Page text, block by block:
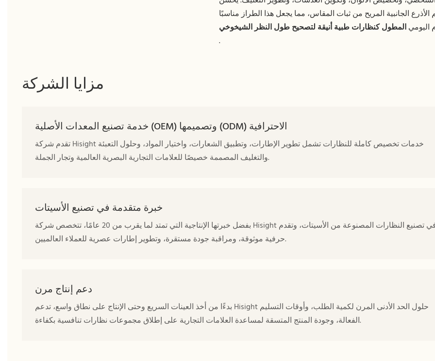
الجانبية المريح من ثبات المقاس، مما يجعل هذا الطراز مناسبًا
اليوميالمطول كنظارات طبية أنيقة لتصحيح طول النظر الشيخوخي
.
مزايا الشركة
خدمة تصنيع المعدات الأصلية (OEM) وتصميمها (ODM) الاحترافية
تقدم شركة Hisight خدمات تخصيص كاملة للنظارات تشمل تطوير الإطارات، وتطبيق الشعارات، واختيار المواد، وحلول التعبئة
والتغليف المصممة خصيصًا للعلامات التجارية البصرية العالمية وتجار الجملة.
خبرة متقدمة في تصنيع الأسيتات
بفضل خبرتها الإنتاجية التي تمتد لما يقرب من 20 عامًا، تتخصص شركة Hisight في تصنيع النظارات المصنوعة من الأسيتات، وتقدم
حرفية موثوقة، ومراقبة جودة مستقرة، وتطوير إطارات عصرية للعملاء العالميين.
دعم إنتاج مرن
بدءًا من أخذ العينات السريع وحتى الإنتاج على نطاق واسع، تدعم Hisight حلول الحد الأدنى المرن لكمية الطلب، وأوقات التسليم
الفعالة، وجودة المنتج المتسقة لمساعدة العلامات التجارية على إطلاق مجموعات نظارات تنافسية بكفاءة.